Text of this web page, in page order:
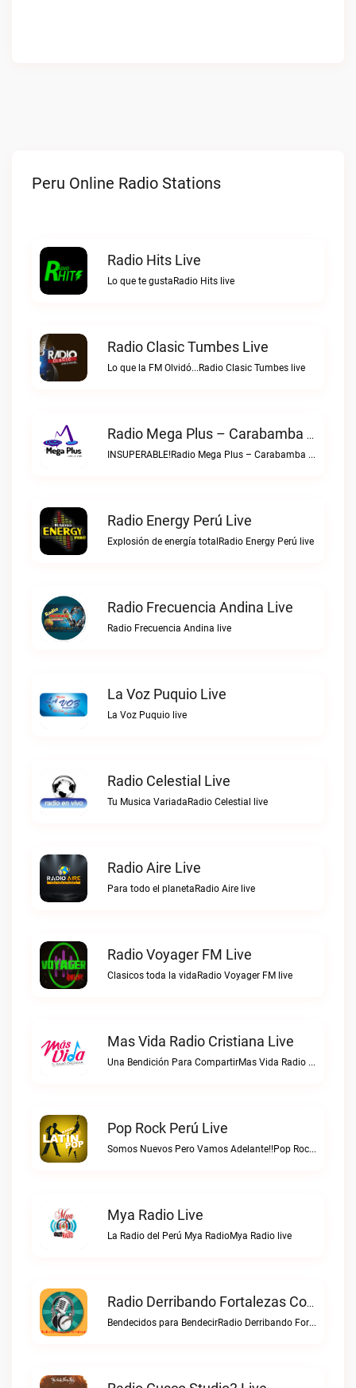
Peru Online Radio Stations
Radio Hits Live
Lo que te gustaRadio Hits live
Radio Clasic Tumbes Live
Lo que la FM Olvidó...Radio Clasic Tumbes live
Radio Mega Plus – Carabamba Live
INSUPERABLE!Radio Mega Plus – Carabamba live
Radio Energy Perú Live
Explosión de energía totalRadio Energy Perú live
Radio Frecuencia Andina Live
Radio Frecuencia Andina live
La Voz Puquio Live
La Voz Puquio live
Radio Celestial Live
Tu Musica VariadaRadio Celestial live
Radio Aire Live
Para todo el planetaRadio Aire live
Radio Voyager FM Live
Clasicos toda la vidaRadio Voyager FM live
Mas Vida Radio Cristiana Live
Una Bendición Para CompartirMas Vida Radio Cristiana live
Pop Rock Perú Live
Somos Nuevos Pero Vamos Adelante!!Pop Rock Perú live
Mya Radio Live
La Radio del Perú Mya RadioMya Radio live
Radio Derribando Fortalezas Con Cristo Live
Bendecidos para BendecirRadio Derribando Fortalezas con Cristo live